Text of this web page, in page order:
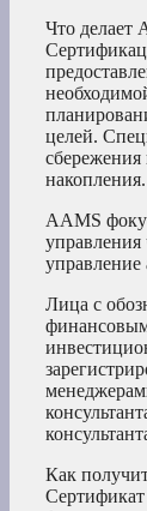
Что делает
целей.
накопления.
AAMS
Лица с
Как